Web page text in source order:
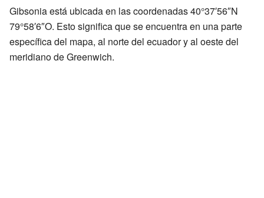
Gibsonia está ubicada en las coordenadas 40°37′56″N
79°58′6″O. Esto significa que se encuentra en una parte
específica del mapa, al norte del ecuador y al oeste del
meridiano de Greenwich.